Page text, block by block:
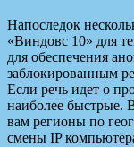
Напоследок
«Виндовс 10» для
для обеспечения
заблокированным
Если речь идет о
наиболее быстрые.
вам регионы по
смены IP